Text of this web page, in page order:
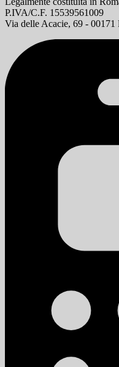
P.IVA/C.F. 15539561009
Via delle Acacie, 69 - 00171